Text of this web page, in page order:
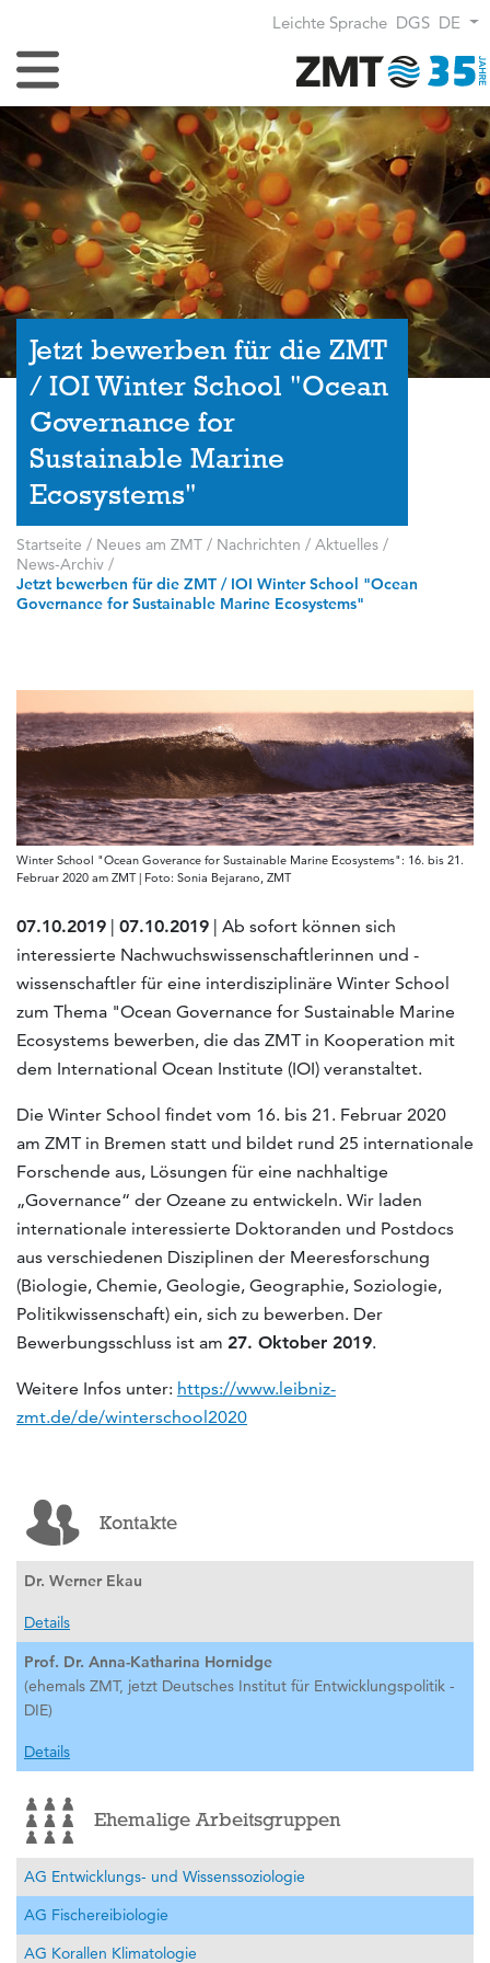
Leichte Sprache DGS DE
Navigation umschalten
Jetzt bewerben für die ZMT
/ IOI Winter School "Ocean
Governance for
Sustainable Marine
Ecosystems"
Startseite / Neues am ZMT / Nachrichten / Aktuelles /
News-Archiv /
Jetzt bewerben für die ZMT / IOI Winter School "Ocean
Governance for Sustainable Marine Ecosystems"
Winter School "Ocean Goverance for Sustainable Marine Ecosystems": 16. bis 21.
Februar 2020 am ZMT | Foto: Sonia Bejarano, ZMT
07.10.2019 07.10.2019 | Ab sofort können sich
interessierte Nachwuchswissenschaftlerinnen und -
wissenschaftler für eine interdisziplinäre Winter School
zum Thema "Ocean Governance for Sustainable Marine
Ecosystems bewerben, die das ZMT in Kooperation mit
dem International Ocean Institute (IOI) veranstaltet.
Die Winter School findet vom 16. bis 21. Februar 2020
am ZMT in Bremen statt und bildet rund 25 internationale
Forschende aus, Lösungen für eine nachhaltige
„Governance“ der Ozeane zu entwickeln. Wir laden
internationale interessierte Doktoranden und Postdocs
aus verschiedenen Disziplinen der Meeresforschung
(Biologie, Chemie, Geologie, Geographie, Soziologie,
Politikwissenschaft) ein, sich zu bewerben. Der
Bewerbungsschluss ist am 27. Oktober 2019.
Weitere Infos unter: https://www.leibniz-
zmt.de/de/winterschool2020
Kontakte
Dr. Werner Ekau
Details
Prof. Dr. Anna-Katharina Hornidge
(ehemals ZMT, jetzt Deutsches Institut für Entwicklungspolitik -
DIE)
Details
Ehemalige Arbeitsgruppen
AG Entwicklungs- und Wissenssoziologie
AG Fischereibiologie
AG Korallen Klimatologie